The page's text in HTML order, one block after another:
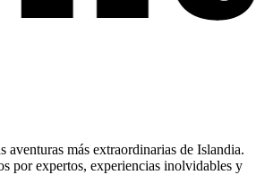
aventuras más extraordinarias de Islandia.
por expertos, experiencias inolvidables y